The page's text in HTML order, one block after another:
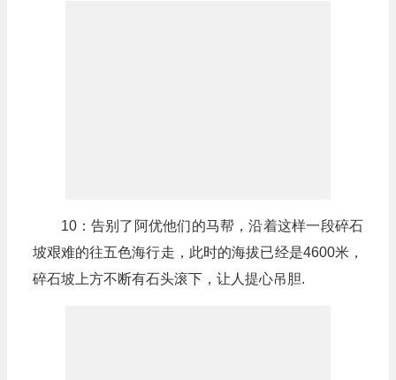
10：告别了阿优他们的马帮，沿着这样一段碎石
坡艰难的往五色海行走，此时的海拔已经是4600米，
碎石坡上方不断有石头滚下，让人提心吊胆.